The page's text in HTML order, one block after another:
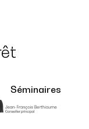
Séminaires